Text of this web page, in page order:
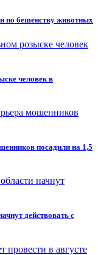
по бешенству животных
человек в
посадили на 1,5
действовать с